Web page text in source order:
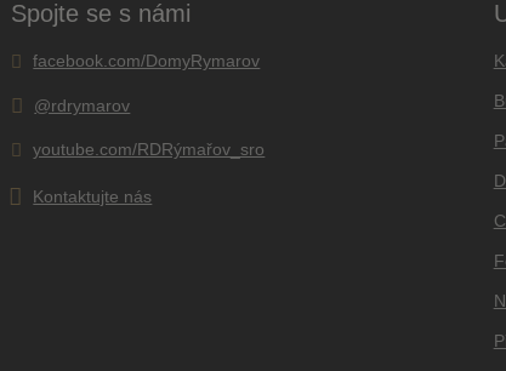
odeslat.
Spojte se s námi
facebook.com/DomyRymarov
@rdrymarov
youtube.com/RDRýmařov_sro
Kontaktujte nás